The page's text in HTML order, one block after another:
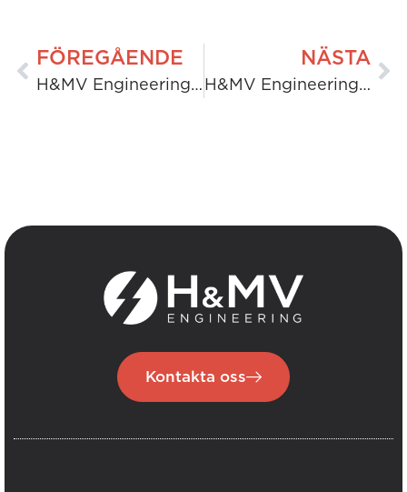
FÖREGÅENDE
H&MV Engineering utökar sin globala närvaro med nytt kontor i Bangalore, Indien
NÄSTA
H&MV Engineering levererar viktig 275 kV-anslutning till rekordstort batterilagringsprojekt i Blackhillock
Kontakta oss